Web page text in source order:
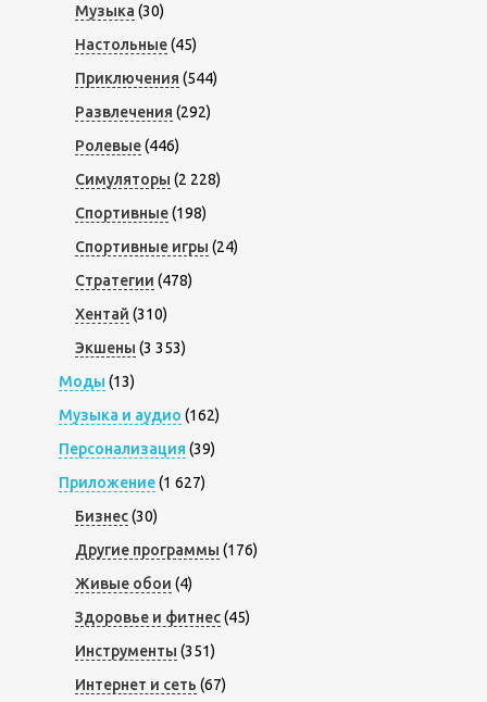
Музыка (30)
Настольные(45)
Приключения (544)
Развлечения (292)
Ролевые(446)
Симуляторы (2 228)
Спортивные(198)
Спортивные игры (24)
Стратегии (478)
Хентай (310)
Экшены (3 353)
Моды (13)
Музыка и аудио (162)
Персонализация (39)
Приложение(1 627)
Бизнес(30)
Другие программы (176)
Живые обои (4)
Здоровье и фитнес(45)
Инструменты (351)
Интернет и сеть (67)